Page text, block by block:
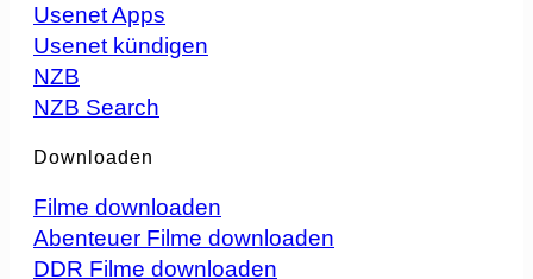
Usenet Apps
Usenet kündigen
NZB
NZB Search
Downloaden
Filme downloaden
Abenteuer Filme downloaden
DDR Filme downloaden